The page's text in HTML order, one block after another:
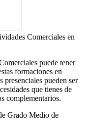
Comerciales en
puede tener
formaciones en
presenciales pueden ser
que tienes de
complementarios.
Grado Medio de